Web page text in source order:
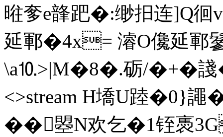
暀奓e韸跁�:缈抇连]Q徊
延鄆�4x= 濬O儳延鄆
\a⒑>|M�8�.砺/�+�諓
<>stream H墧U踛�0}
��曌N欢乞�1铚褭